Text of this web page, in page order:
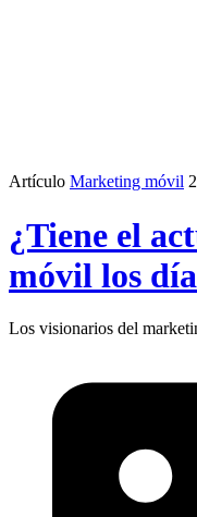
Artículo Marketing móvil
¿Tiene el
móvil los
Los visionarios del